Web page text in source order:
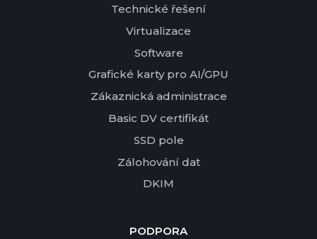
Technické řešení
Virtualizace
Software
Grafické karty pro AI/GPU
Zákaznická administrace
Basic DV certifikát
SSD pole
Zálohování dat
DKIM
PODPORA